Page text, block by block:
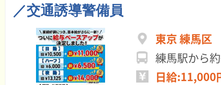
／交通誘導警備員
東京 練馬区
練馬駅から
日給:11,000